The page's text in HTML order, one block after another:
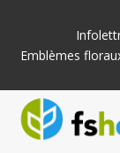
Emblèmes